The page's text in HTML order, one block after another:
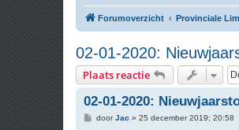
Forumoverzicht Provinciale
02-01-2020:
Plaats reactie
02-01-2020:
BdoorJac » 25 december 2019; 20:58